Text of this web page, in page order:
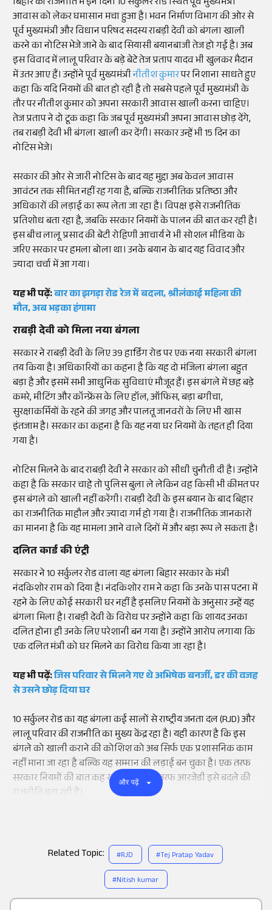
Add
as a
आवास को लेकर घमासान मचा हुआ है। भवन निर्माण विभाग की ओर से
पूर्व मुख्यमंत्री और विधान परिषद सदस्य राबड़ी देवी को बंगला खाली
करने का नोटिस भेजे जाने के बाद सियासी बयानबाजी तेज हो गई है। अब
इस विवाद में लालू परिवार के बड़े बेटे तेज प्रताप यादव भी खुलकर मैदान
में उतर आए हैं। उन्होंने पूर्व मुख्यमंत्रीनीतीश कुमारपर निशाना साधते हुए
कहा कि यदि नियमों की बात हो रही है तो सबसे पहले पूर्व मुख्यमंत्री के
तौर पर नीतीश कुमार को अपना सरकारी आवास खाली करना चाहिए।
तेज प्रताप ने दो टूक कहा कि जब पूर्व मुख्यमंत्री अपना आवास छोड़ देंगे,
तब राबड़ी देवी भी बंगला खाली कर देंगी। सरकार उन्हें भी 15 दिन का
नोटिस भेजे।
सरकार की ओर से जारी नोटिस के बाद यह मुद्दा अब केवल आवास
आवंटन तक सीमित नहीं रह गया है, बल्कि राजनीतिक प्रतिष्ठा और
अधिकारों की लड़ाई का रूप लेता जा रहा है। विपक्ष इसे राजनीतिक
प्रतिशोध बता रहा है, जबकि सरकार नियमों के पालन की बात कर रही है।
इस बीच लालू प्रसाद की बेटी रोहिणी आचार्य ने भी सोशल मीडिया के
जरिए सरकार पर हमला बोला था। उनके बयान के बाद यह विवाद और
ज्यादा चर्चा में आ गया।
यह भी पढ़ें:बार का झगड़ा रोड रेज में बदला, श्रीलंकाई महिला की
मौत, अब भड़का हंगामा
राबड़ी देवी को मिला नया बंगला
सरकार ने राबड़ी देवी के लिए 39 हार्डिंग रोड पर एक नया सरकारी बंगला
तय किया है। अधिकारियों का कहना है कि यह दो मंजिला बंगला बहुत
बड़ा है और इसमें सभी आधुनिक सुविधाएं मौजूद हैं। इस बंगले में छह बड़े
कमरे, मीटिंग और कॉन्फ्रेंस के लिए हॉल, ऑफिस, बड़ा बगीचा,
सुरक्षाकर्मियों के रहने की जगह और पालतू जानवरों के लिए भी खास
इंतजाम है। सरकार का कहना है कि यह नया घर नियमों के तहत ही दिया
गया है।
नोटिस मिलने के बाद राबड़ी देवी ने सरकार को सीधी चुनौती दी है। उन्होंने
कहा है कि सरकार चाहे तो पुलिस बुला ले लेकिन वह किसी भी कीमत पर
इस बंगले को खाली नहीं करेंगी। राबड़ी देवी के इस बयान के बाद बिहार
का राजनीतिक माहौल और ज्यादा गर्म हो गया है। राजनीतिक जानकारों
का मानना है कि यह मामला आने वाले दिनों में और बड़ा रूप ले सकता है।
दलित कार्ड की एंट्री
सरकार ने 10 सर्कुलर रोड वाला यह बंगला बिहार सरकार के मंत्री
नंदकिशोर राम को दिया है। नंदकिशोर राम ने कहा कि उनके पास पटना में
रहने के लिए कोई सरकारी घर नहीं है इसलिए नियमों के अनुसार उन्हें यह
बंगला मिला है। राबड़ी देवी के विरोध पर उन्होंने कहा कि शायद उनका
दलित होना ही उनके लिए परेशानी बन गया है। उन्होंने आरोप लगाया कि
एक दलित मंत्री को घर मिलने का विरोध किया जा रहा है।
यह भी पढ़ें:जिस परिवार से मिलने गए थे अभिषेक बनर्जी, डर की वजह
से उसने छोड़ दिया घर
10 सर्कुलर रोड का यह बंगला कई सालों से राष्ट्रीय जनता दल (RJD) और
लालू परिवार की राजनीति का मुख्य केंद्र रहा है। यही कारण है कि इस
बंगले को खाली कराने की कोशिश को अब सिर्फ एक प्रशासनिक काम
नहीं माना जा रहा है बल्कि यह सम्मान की लड़ाई बन चुका है। एक तरफ
सरकार नियमों की बात कह रही है तो दूसरी तरफ आरजेडी इसे बदले की
राजनीति बता रही है।
और पढ़ें
Related Topic: #RJD #Tej Pratap Yadav
#Nitish kumar